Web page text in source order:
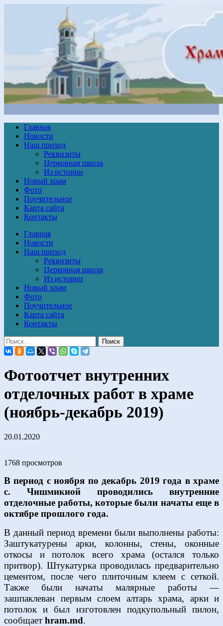
Главная
Новости
Наш приход
Реквизиты
Церковная школа
Из истории
Новый храм
Фото
Поучительное
Карта сайта
Контакты
Главная
Новости
Наш приход
Реквизиты
Церковная школа
Из истории
Новый храм
Фото
Поучительное
Карта сайта
Контакты
Фотоотчет внутренних
отделочных работ в храме
(ноябрь-декабрь 2019)
20.01.2020
1768 просмотров
В период с ноября по декабрь 2019 года в храме
с. Чишмикиой проводились внутренние
отделочные работы, которые были начаты еще в
октябре прошлого года.
В данный период времени были выполнены работы:
Заштукатурены арки, колонны, стены, оконные
откосы и потолок всего храма (остался только
притвор). Штукатурка проводилась предварительно
цементом, после чего плиточным клеем с сеткой.
Также были начаты малярные работы —
зашпаклеван первым слоем алтарь храма, арки и
потолок и был изготовлен подкупольный пилон,
сообщает hram.md.